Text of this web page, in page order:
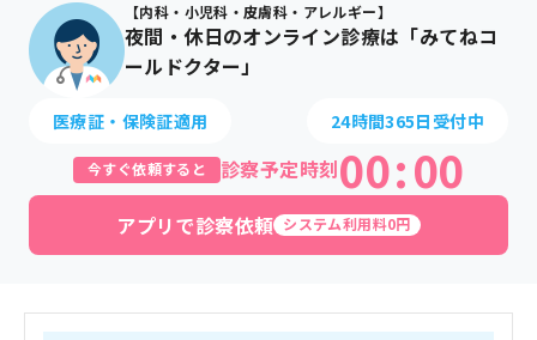
【内科・小児科・皮膚科・アレルギー】
夜間・休日のオンライン診療は「みてねコ
ールドクター」
医療証・保険証適用 24時間365日受付中
今すぐ依頼すると 診察予定時刻00:00
アプリで診察依頼 システム利用料0円